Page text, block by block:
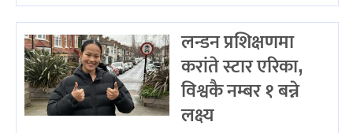
लन्डन प्रशिक्षणमा
करांते स्टार एरिका,
विश्वकै नम्बर १ बन्ने
लक्ष्य